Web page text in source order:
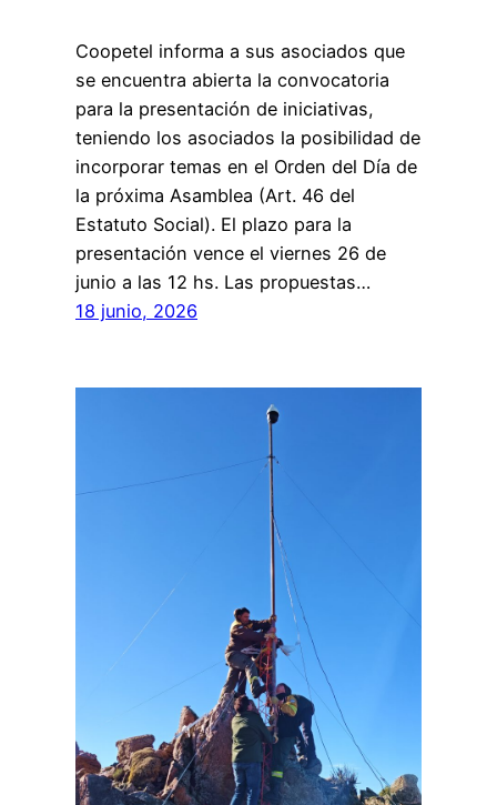
Coopetel informa a sus asociados que
se encuentra abierta la convocatoria
para la presentación de iniciativas,
teniendo los asociados la posibilidad de
incorporar temas en el Orden del Día de
la próxima Asamblea (Art. 46 del
Estatuto Social). El plazo para la
presentación vence el viernes 26 de
junio a las 12 hs. Las propuestas…
18 junio, 2026